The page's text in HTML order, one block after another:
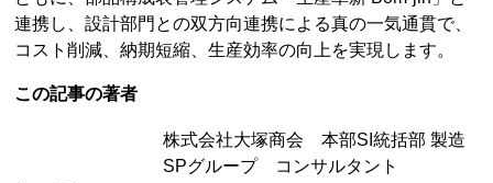
連携し、設計部門との双方向連携による真の一気通貫で、
コスト削減、納期短縮、生産効率の向上を実現します。
この記事の著者
株式会社大塚商会 本部SI統括部 製造
SPグループ コンサルタント